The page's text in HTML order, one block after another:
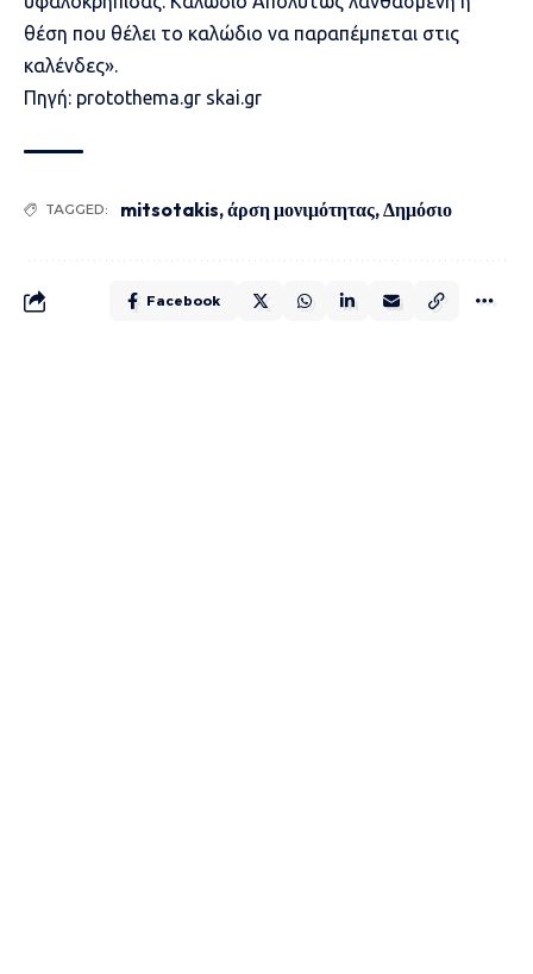
θέση που θέλει το καλώδιο να παραπέμπεται στις
καλένδες».
Πηγή: protothema.gr skai.gr
TAGGED: mitsotakis,άρση μονιμότητας,Δημόσιο
Facebook